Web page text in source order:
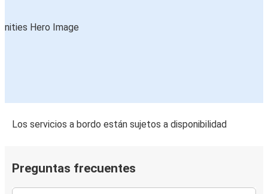
Tivat
Metković
Međugorje
Los servicios a bordo están sujetos a disponibilidad
Preguntas frecuentes